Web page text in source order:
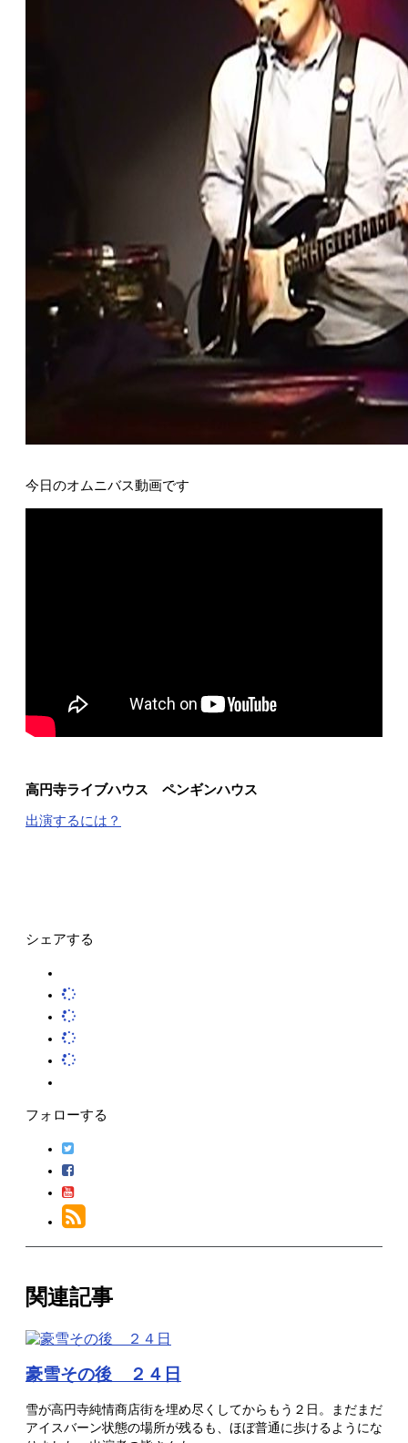
今日のオムニバス動画です
高円寺ライブハウス ペンギンハウス
出演するには？
シェアする
フォローする
関連記事
豪雪その後 ２４日
雪が高円寺純情商店街を埋め尽くしてからもう２日。まだまだ
アイスバーン状態の場所が残るも、ほぼ普通に歩けるようにな